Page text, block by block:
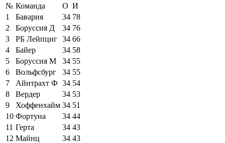
№ Команда О И
1
Бавария 34 78
2
Боруссия Д 34 76
3
РБ Лейпциг 34 66
4
Байер 34 58
5
Боруссия М 34 55
6
Вольфсбург 34 55
7
Айнтрахт Ф 34 54
8
Вердер 34 53
9
Хоффенхайм 34 51
10 Фортуна 34 44
11 Герта 34 43
12 Майнц 34 43